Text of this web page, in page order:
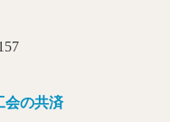
会の共済